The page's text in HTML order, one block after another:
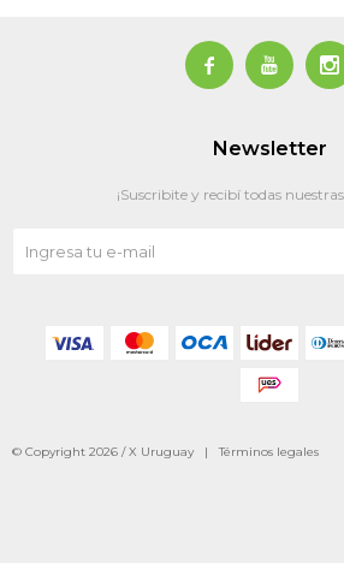
  
Newsletter
¡Suscribite y recibí todas
© Copyright 2026 / X Uruguay |Términos legales